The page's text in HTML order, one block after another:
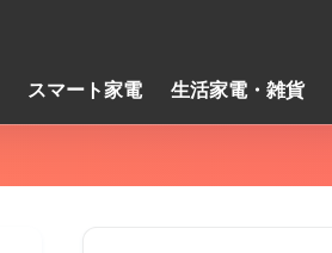
スマート家電 生活家電・雑貨